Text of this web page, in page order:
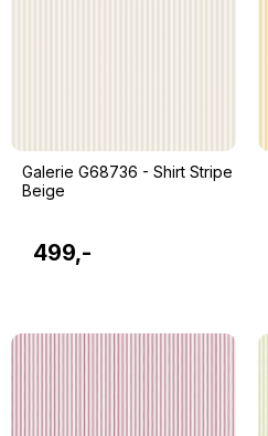
Galerie G68736 - Shirt Stripe
Beige
499,-